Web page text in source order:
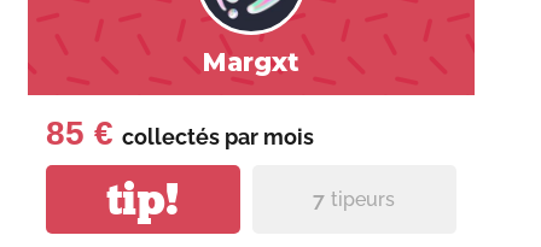
Margxt
85 € collectés par mois
tip! 7 tipeurs